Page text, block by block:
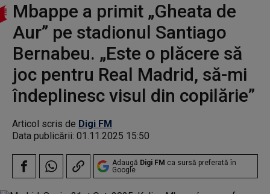
Mbappe a primit „Gheata de
Aur” pe stadionul Santiago
Bernabeu. „Este o plăcere să
joc pentru Real Madrid, să-mi
îndeplinesc visul din copilărie”
Articol scris de Digi FM
Data publicării: 01.11.2025 15:50
Adaugă Digi FM ca sursă preferată în
Google